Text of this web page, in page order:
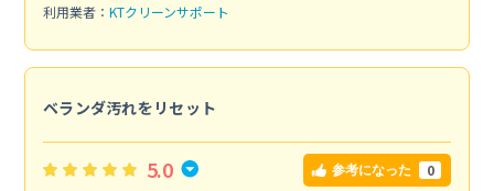
利用業者： KTクリーンサポート
ベランダ汚れをリセット
5.0 参考になった 0